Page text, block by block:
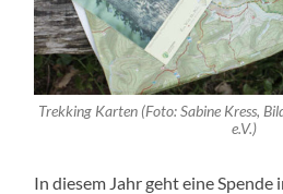
Trekking Karten (Foto: Sabine Kress,
e.V.)
In diesem Jahr geht eine